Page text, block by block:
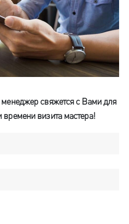
менеджер свяжется с Вами для
визита мастера!